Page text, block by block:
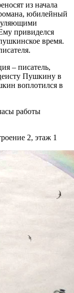
из начала
юбилейный
привиделся
время.
– писатель,
Пушкину в
воплотился в
работы
2, этаж 1